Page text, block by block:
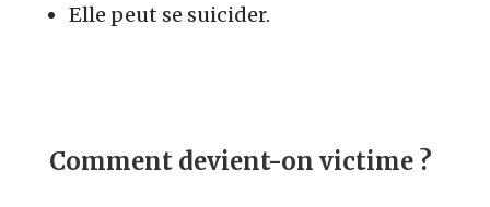
Elle peut se suicider.
Comment devient-on victime ?